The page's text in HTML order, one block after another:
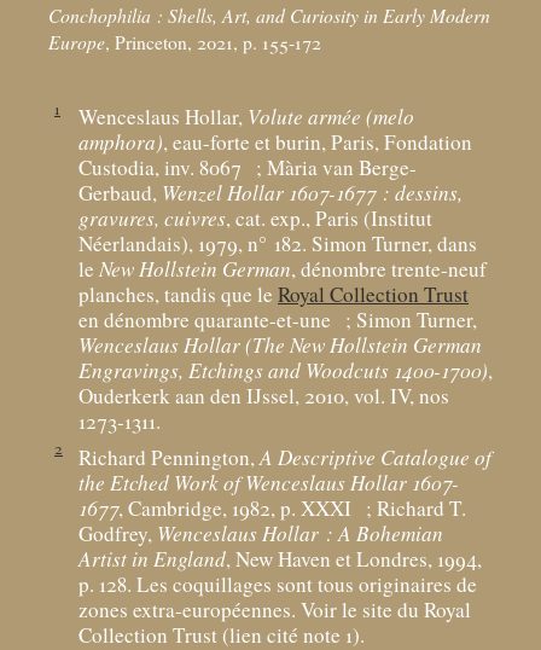
Conchophilia : Shells, Art, and Curiosity in Early Modern
Europe, Princeton, 2021, p. 155-172
1 Wenceslaus Hollar, Volute armée (melo
amphora), eau-forte et burin, Paris, Fondation
Custodia, inv. 8067
; Mària van Berge-
Gerbaud, Wenzel Hollar 1607-1677 : dessins,
gravures, cuivres, cat. exp., Paris (Institut
Néerlandais), 1979, n° 182. Simon Turner, dans
le New Hollstein German, dénombre trente-neuf
planches, tandis que le Royal Collection Trust
en dénombre quarante-et-une
; Simon Turner,
Wenceslaus Hollar (The New Hollstein German
Engravings, Etchings and Woodcuts 1400-1700),
Ouderkerk aan den IJssel, 2010, vol. IV, nos
1273-1311.
2 Richard Pennington,A Descriptive Catalogue of
the Etched Work of Wenceslaus Hollar 1607-
1677, Cambridge, 1982, p. XXXI
; Richard T.
Godfrey, Wenceslaus Hollar : A Bohemian
Artist in England, New Haven et Londres, 1994,
p. 128. Les coquillages sont tous originaires de
zones extra-européennes. Voir le site du Royal
Collection Trust (lien cité note 1).